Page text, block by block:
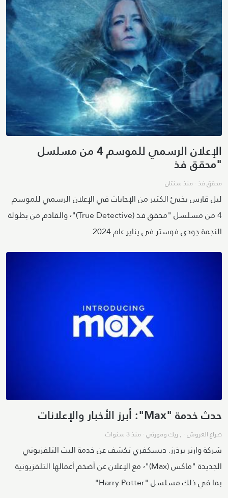
الإعلان الرسمي للموسم 4 من مسلسل
"محقق فذ
محقق فذ·منذ سنتان
ليل قارس يخبئ الكثير من الإجابات في الإعلان الرسمي للموسم
4 من مسلسل "محقق فذ (True Detective)"٬ والقادم من بطولة
النجمة جودي فوستر في يناير عام 2024.
حدث خدمة "Max": أبرز الأخبار والإعلانات
صراع العروش· , ريك ومورتي·منذ 3 سنوات
شركة وارنر برذرز. ديسكفري تكشف عن خدمة البث التلفزيوني
الجديدة "ماكس (Max)"٬ مع الإعلان عن أضخم أعمالها التلفزيونية
بما في ذلك مسلسل "Harry Potter".